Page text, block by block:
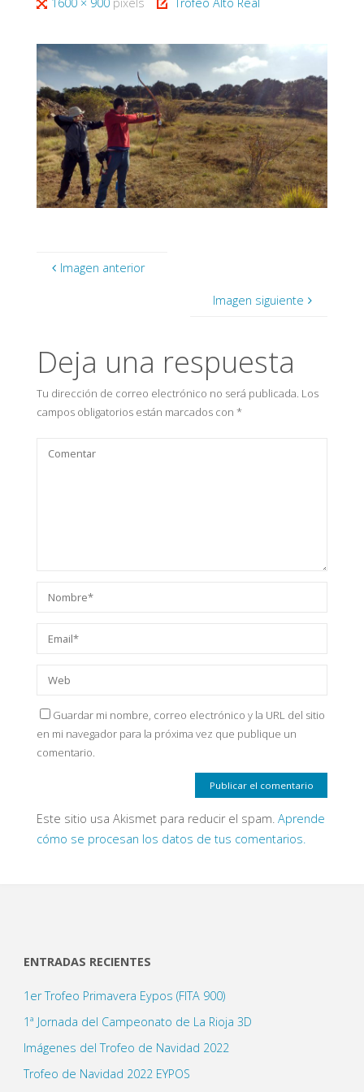
Imagen anterior
Imagen siguiente
Deja una respuesta
Tu dirección de correo electrónico no será publicada. Los
campos obligatorios están marcados con *
Guardar mi nombre, correo electrónico y la URL del sitio
en mi navegador para la próxima vez que publique un
comentario.
Este sitio usa Akismet para reducir el spam. Aprende
cómo se procesan los datos de tus comentarios.
ENTRADAS RECIENTES
1er Trofeo Primavera Eypos (FITA 900)
1ª Jornada del Campeonato de La Rioja 3D
Imágenes del Trofeo de Navidad 2022
Trofeo de Navidad 2022 EYPOS